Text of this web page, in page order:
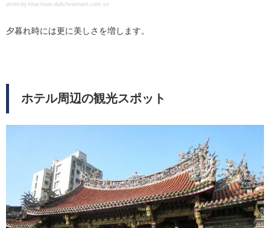
photo by khachsan.dulichvietnam.com.vn
夕暮れ時には更に美しさを増します。
ホテル周辺の観光スポット